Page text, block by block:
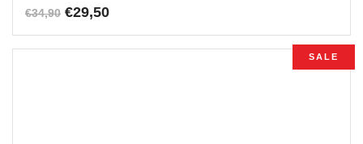
€34,90 Oorspronkelijke
was:
€29,50Huidige
is:
SALE